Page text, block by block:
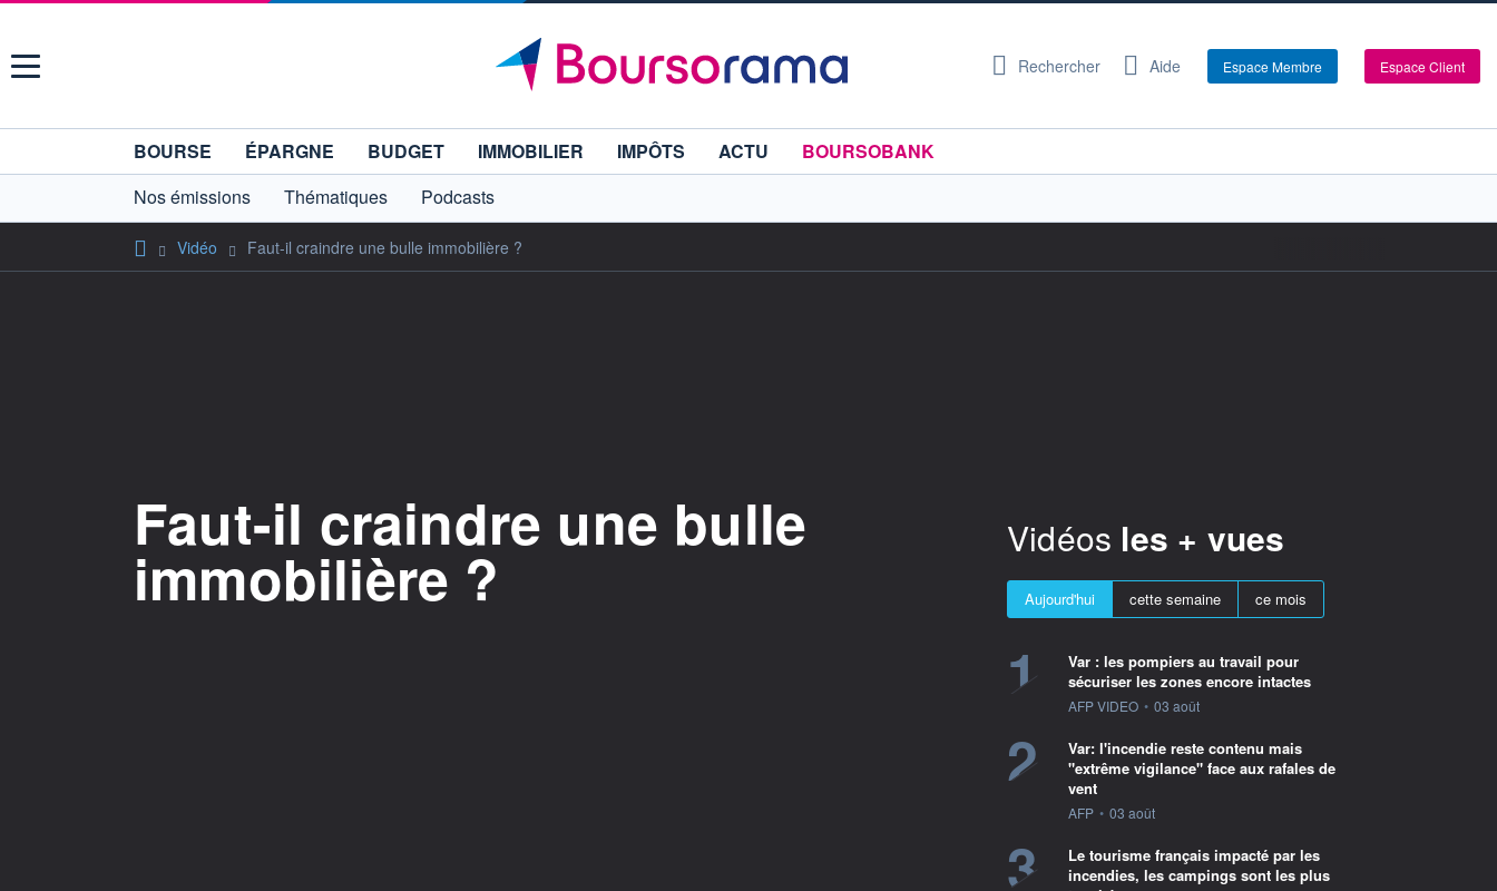
Menu Rechercher Aide Espace Membre Espace Client
BOURSE ÉPARGNE BUDGET IMMOBILIER IMPÔTS ACTU
BOURSOBANK
Nos émissions
Thématiques Podcasts
Vidéo Faut-il craindre une bulle immobilière ?
Faut-il craindre une bulle
immobilière ?
Vidéos les + vues
Aujourd'hui cette semaine ce mois
1
Var : les pompiers au travail pour
sécuriser les zones encore intactes
information fournie par
AFP VIDEO • 03 août
2
Var: l'incendie reste contenu mais
"extrême vigilance" face aux rafales de
vent
information fournie par
AFP • 03 août
3
Le tourisme français impacté par les
incendies, les campings sont les plus